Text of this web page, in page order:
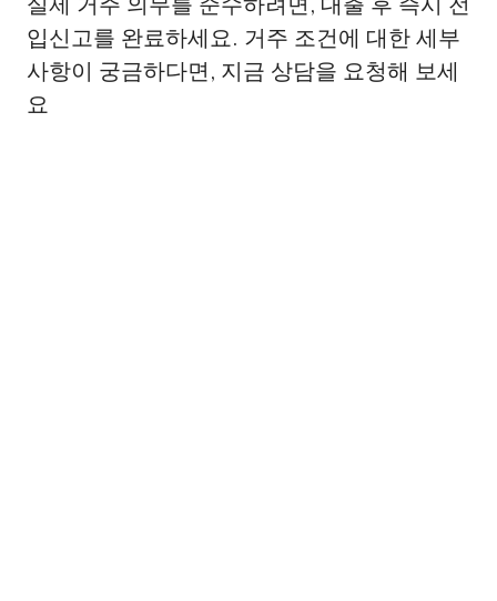
입신고를 완료하세요. 거주 조건에 대한 세부
사항이 궁금하다면, 지금 상담을 요청해 보세
요